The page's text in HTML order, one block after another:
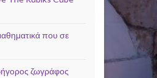
που σε
ζωγράφος